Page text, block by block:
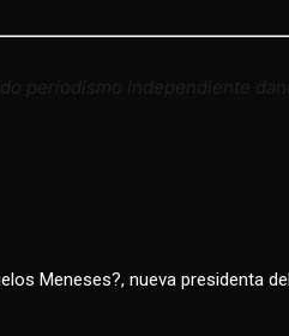
periodismo independiente
Meneses?, nueva presidenta